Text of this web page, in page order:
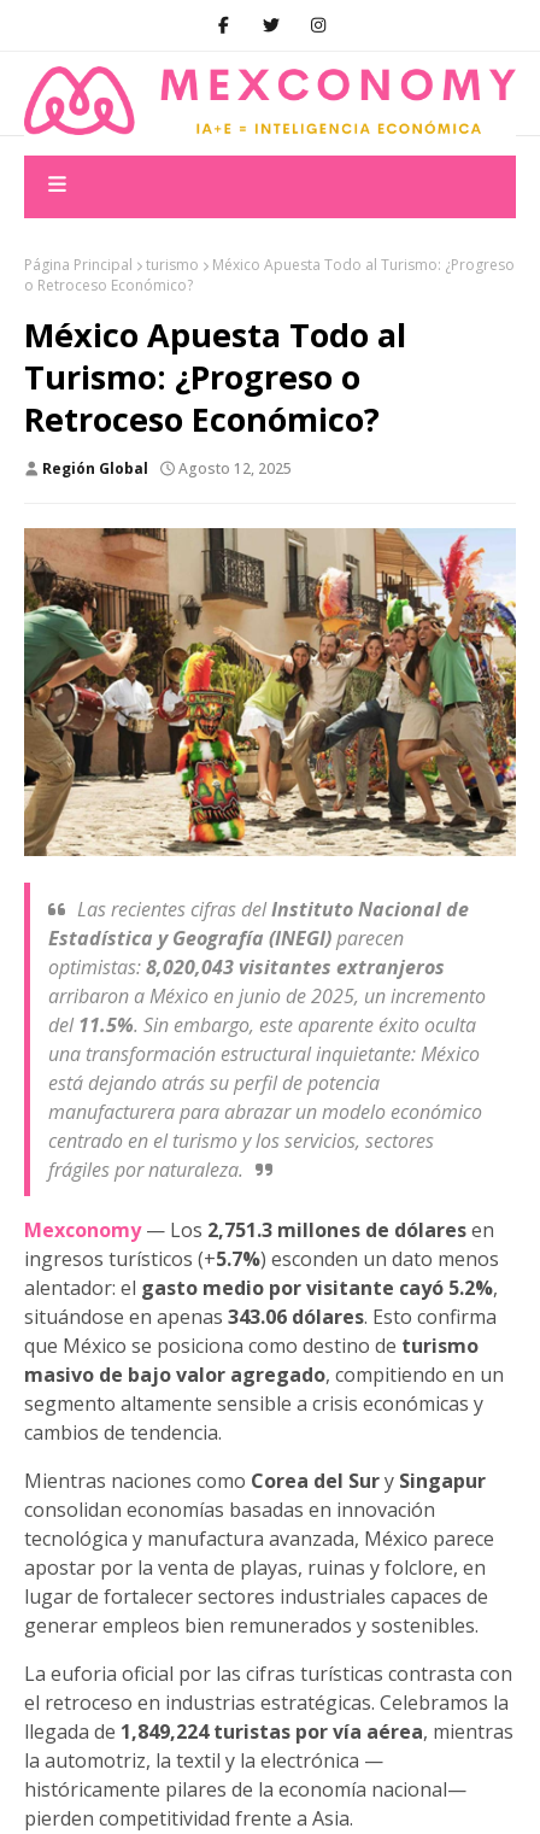
Página Principal turismo
México Apuesta Todo al Turismo: ¿Progreso
o Retroceso Económico?
México Apuesta Todo al
Turismo: ¿Progreso o
Retroceso Económico?
Región Global Agosto 12, 2025
Las recientes cifras delInstituto Nacional de
Estadística y Geografía (INEGI)parecen
optimistas:8,020,043 visitantes extranjeros
arribaron a México en junio de 2025, un incremento
del11.5%. Sin embargo, este aparente éxito oculta
una transformación estructural inquietante: México
está dejando atrás su perfil de potencia
manufacturera para abrazar un modelo económico
centrado en el turismo y los servicios, sectores
frágiles por naturaleza.
Mexconomy— Los 2,751.3 millones de dólaresen
ingresos turísticos (+5.7%) esconden un dato menos
alentador: el gasto medio por visitante cayó 5.2%,
situándose en apenas 343.06 dólares. Esto confirma
que México se posiciona como destino de turismo
masivo de bajo valor agregado, compitiendo en un
segmento altamente sensible a crisis económicas y
cambios de tendencia.
Mientras naciones como Corea del Sury Singapur
consolidan economías basadas en innovación
tecnológica y manufactura avanzada, México parece
apostar por la venta de playas, ruinas y folclore, en
lugar de fortalecer sectores industriales capaces de
generar empleos bien remunerados y sostenibles.
La euforia oficial por las cifras turísticas contrasta con
el retroceso en industrias estratégicas. Celebramos la
llegada de 1,849,224 turistas por vía aérea, mientras
la automotriz, la textil y la electrónica —
históricamente pilares de la economía nacional—
pierden competitividad frente a Asia.